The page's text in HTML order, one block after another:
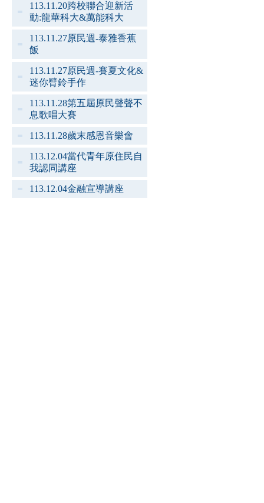
113.11.20跨校聯合迎新活
動:龍華科大&萬能科大
113.11.27原民週-泰雅香蕉
飯
113.11.27原民週-賽夏文化&
迷你臂鈴手作
113.11.28第五屆原民聲聲不
息歌唱大賽
113.11.28歲末感恩音樂會
113.12.04當代青年原住民自
我認同講座
113.12.04金融宣導講座